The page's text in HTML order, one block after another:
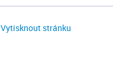
Vytisknout stránku